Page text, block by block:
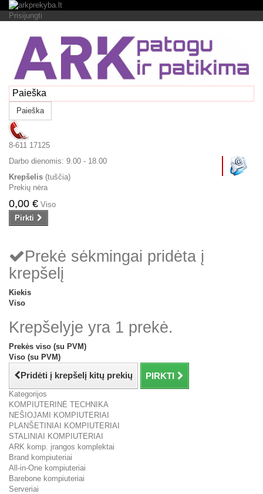
Prisijungti
Paieška
8-611 17125
Darbo dienomis: 9.00 - 18.00
Krepšelis (tuščia)
Prekių nėra
0,00 € Viso
Pirkti
Prekė sėkmingai pridėta į
krepšelį
Kiekis
Viso
Krepšelyje yra 1 prekė.
Prekės viso (su PVM)
Viso (su PVM)
Pridėti į krepšelį kitų prekių PIRKTI
Kategorijos
KOMPIUTERINĖ TECHNIKA
NEŠIOJAMI KOMPIUTERIAI
PLANŠETINIAI KOMPIUTERIAI
STALINIAI KOMPIUTERIAI
ARK komp. įrangos komplektai
Brand kompiuteriai
All-in-One kompiuteriai
Barebone kompiuteriai
Serveriai